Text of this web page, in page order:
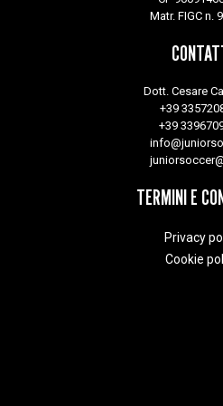
Matr. FIGC n.
Dott. Cesare
+39
+39
TERMINI E
Privacy
Cookie